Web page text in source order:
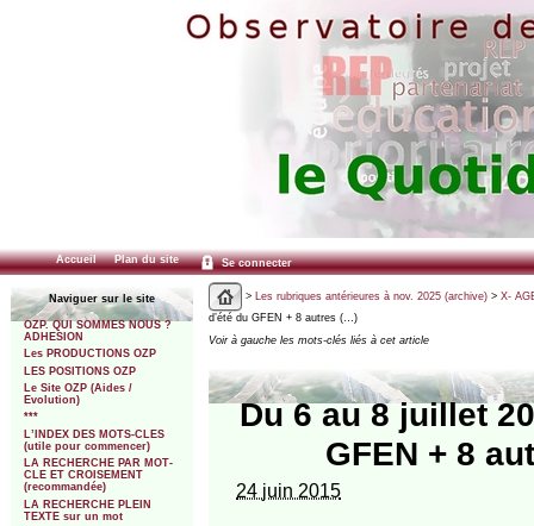
Accueil Plan du site Se connecter
Naviguer sur le site
OZP. QUI SOMMES NOUS ?
ADHESION
Les PRODUCTIONS OZP
LES POSITIONS OZP
Le Site OZP (Aides /
Evolution)
***
L’INDEX DES MOTS-CLES
(utile pour commencer)
LA RECHERCHE PAR MOT-
CLE ET CROISEMENT
(recommandée)
LA RECHERCHE PLEIN
TEXTE sur un mot
> Les rubriques antérieures à nov. 2025 (archive)> X-
d’été du GFEN + 8 autres (…)
Voir à gauche les mots-clés liés à cet article
Du 6 au 8 juillet
GFEN + 8
24 juin 2015